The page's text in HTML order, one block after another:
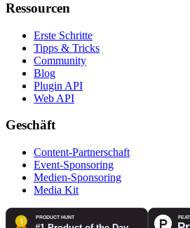
Ressourcen
Erste Schritte
Tipps & Tricks
Community
Blog
Plugin API
Web API
Geschäft
Content-Partnerschaft
Event-Sponsoring
Medien-Sponsoring
Media Kit